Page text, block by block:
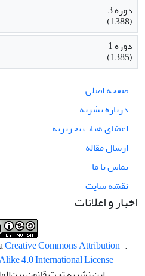
دوره 3
(1388)
دوره 1
(1385)
صفحه اصلی
درباره نشریه
اعضای هیات تحریریه
ارسال مقاله
تماس با ما
نقشه سایت
اخبار و اعلانات
.This work is licensed under a
Creative Commons Attribution-
4.0 International License